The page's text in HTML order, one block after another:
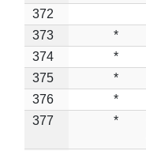
372
373
*
374
*
375
*
376
*
377
*